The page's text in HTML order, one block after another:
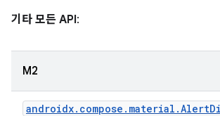
기타 모든 API:
M2